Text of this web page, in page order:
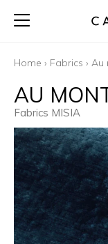
Home › Fabrics › Au
AU
Fabrics MISIA